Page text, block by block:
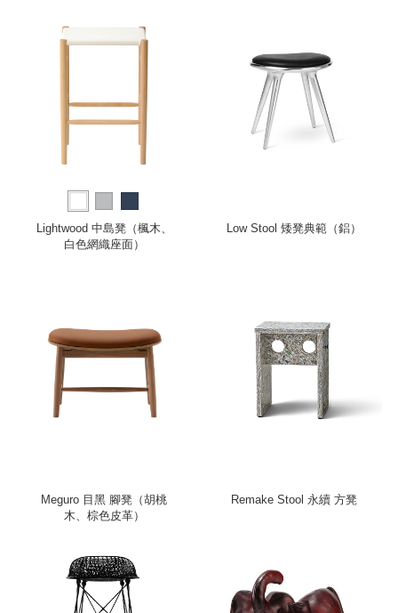
Lightwood 中島凳（楓木、
白色網織座面）
Low Stool 矮凳典範（鋁）
Meguro 目黑 腳凳（胡桃
木、棕色皮革）
Remake Stool 永續 方凳